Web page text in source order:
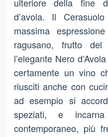
ulteriore della fine
d’avola. Il
massima
ragusano, frutto
l’elegante Nero
certamente un vino
riusciti anche con
ad esempio si
speziati, e
contemporaneo, più